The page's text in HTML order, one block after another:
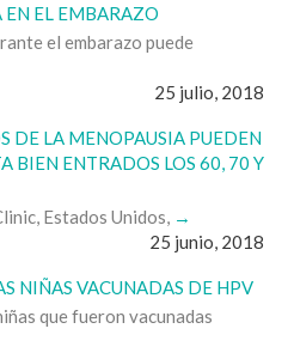
EL EMBARAZO
el embarazo puede
25 julio, 2018
DE LA MENOPAUSIA PUEDEN
BIEN ENTRADOS LOS 60, 70 Y
Estados Unidos,
25 junio, 2018
NIÑAS VACUNADAS DE HPV
que fueron vacunadas